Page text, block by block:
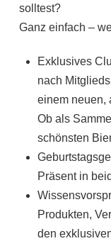
solltest?
Ganz einfach –
Exklusives
nach
einem neuen,
Ob als
schönsten
Präsent in
Produkten,
den